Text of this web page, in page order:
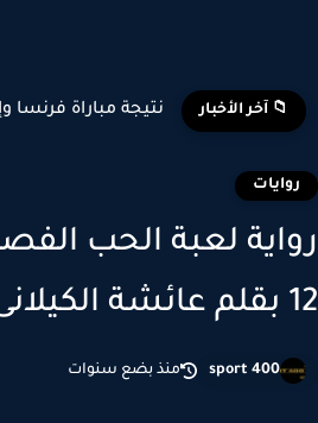
📁 آخر الأخبار
لعبة الحب
sport 400 منذ بضع سنوات